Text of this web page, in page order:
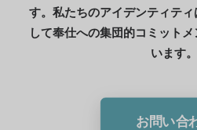
す。私たちのアイデンティテ
して奉仕への集団的コミット
います
お問い合